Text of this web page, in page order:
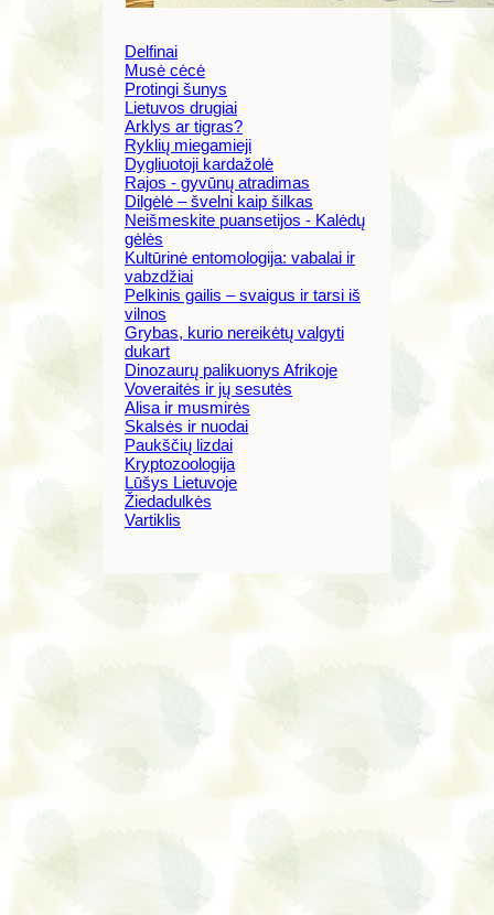
Delfinai
Musė cėcė
Protingi šunys
Lietuvos drugiai
Arklys ar tigras?
Ryklių miegamieji
Dygliuotoji kardažolė
Rajos - gyvūnų atradimas
Dilgėlė – švelni kaip šilkas
Neišmeskite puansetijos - Kalėdų
gėlės
Kultūrinė entomologija: vabalai ir
vabzdžiai
Pelkinis gailis – svaigus ir tarsi iš
vilnos
Grybas, kurio nereikėtų valgyti
dukart
Dinozaurų palikuonys Afrikoje
Voveraitės ir jų sesutės
Alisa ir musmirės
Skalsės ir nuodai
Paukščių lizdai
Kryptozoologija
Lūšys Lietuvoje
Žiedadulkės
Vartiklis